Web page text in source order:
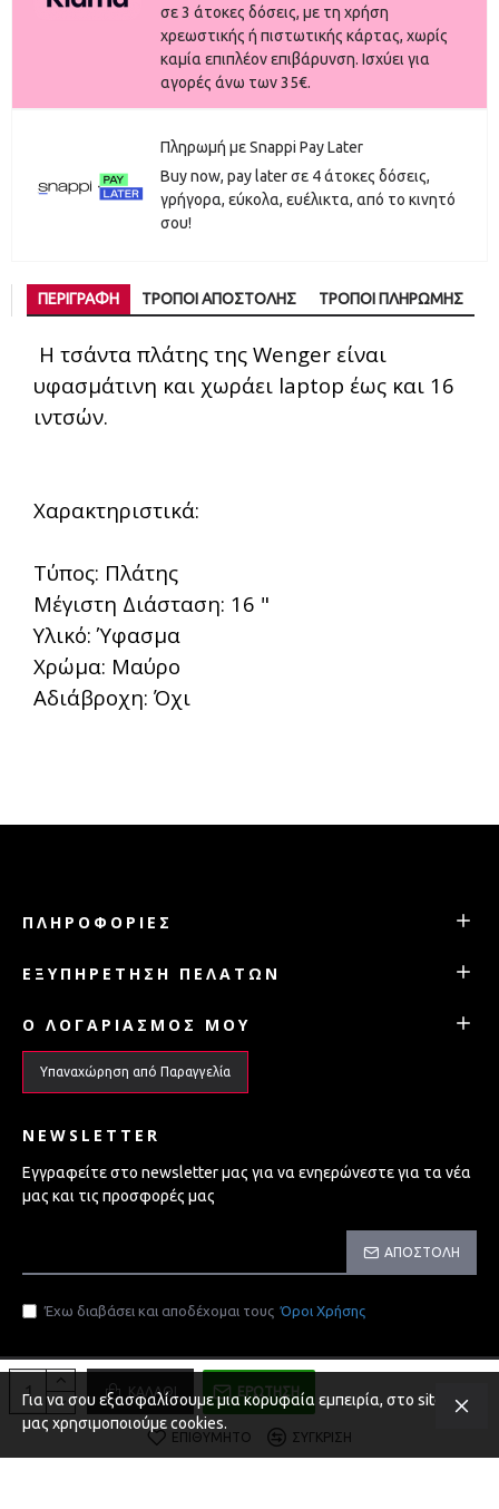
ΚΑΛΆΘΙ ΕΡΏΤΗΣΗ
ΕΠΙΘΥΜΗΤΌ ΣΎΓΚΡΙΣΗ
σε 3 άτοκες δόσεις, με τη χρήση
χρεωστικής ή πιστωτικής κάρτας, χωρίς
καμία επιπλέον επιβάρυνση. Ισχύει για
αγορές άνω των 35€.
Πληρωμή με Snappi Pay Later
Buy now, pay later σε 4 άτοκες δόσεις,
γρήγορα, εύκολα, ευέλικτα, από το κινητό
σου!
ΠΕΡΙΓΡΑΦΉ ΤΡΌΠΟΙ ΑΠΟΣΤΟΛΉΣ ΤΡΌΠΟΙ ΠΛΗΡΩΜΉΣ
Η τσάντα πλάτης της Wenger είναι
υφασμάτινη και χωράει laptop έως και 16
ιντσών.
Χαρακτηριστικά:
Τύπος: Πλάτης
Μέγιστη Διάσταση: 16 "
Υλικό: Ύφασμα
Χρώμα: Μαύρο
Αδιάβροχη: Όχι
ΠΛΗΡΟΦΟΡΊΕΣ
ΕΞΥΠΗΡΈΤΗΣΗ ΠΕΛΑΤΏΝ
Ο ΛΟΓΑΡΙΑΣΜΌΣ ΜΟΥ
Υπαναχώρηση από Παραγγελία
NEWSLETTER
Εγγραφείτε στο newsletter μας για να ενηερώνεστε για τα νέα
μας και τις προσφορές μας
ΑΠΟΣΤΟΛΉ
Έχω διαβάσει και αποδέχομαι τους Όροι Χρήσης
Copyright 2026 - Powered by MonoWare Web
Για να σου εξασφαλίσουμε μια κορυφαία εμπειρία, στο site
μας χρησιμοποιούμε cookies.